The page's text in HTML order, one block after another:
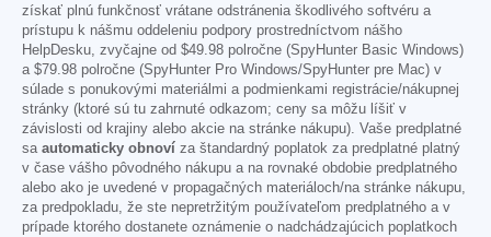
získať plnú funkčnosť vrátane odstránenia škodlivého softvéru a
prístupu k nášmu oddeleniu podpory prostredníctvom nášho
HelpDesku, zvyčajne od $49.98 polročne (SpyHunter Basic Windows)
a $79.98 polročne (SpyHunter Pro Windows/SpyHunter pre Mac) v
súlade s ponukovými materiálmi a podmienkami registrácie/nákupnej
stránky (ktoré sú tu zahrnuté odkazom; ceny sa môžu líšiť v
závislosti od krajiny alebo akcie na stránke nákupu). Vaše predplatné
sa automaticky obnoví za štandardný poplatok za predplatné platný
v čase vášho pôvodného nákupu a na rovnaké obdobie predplatného
alebo ako je uvedené v propagačných materiáloch/na stránke nákupu,
za predpokladu, že ste nepretržitým používateľom predplatného a v
prípade ktorého dostanete oznámenie o nadchádzajúcich poplatkoch